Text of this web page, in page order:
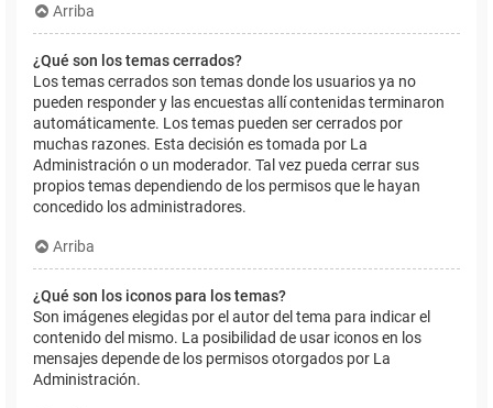
Arriba
¿Qué son los temas cerrados?
Los temas cerrados son temas donde los usuarios ya no
pueden responder y las encuestas allí contenidas terminaron
automáticamente. Los temas pueden ser cerrados por
muchas razones. Esta decisión es tomada por La
Administración o un moderador. Tal vez pueda cerrar sus
propios temas dependiendo de los permisos que le hayan
concedido los administradores.
Arriba
¿Qué son los iconos para los temas?
Son imágenes elegidas por el autor del tema para indicar el
contenido del mismo. La posibilidad de usar iconos en los
mensajes depende de los permisos otorgados por La
Administración.